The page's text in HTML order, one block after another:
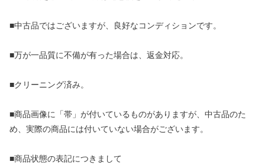
■中古品ではございますが、良好なコンディションです。
■万が一品質に不備が有った場合は、返金対応。
■クリーニング済み。
■商品画像に「帯」が付いているものがありますが、中古品のた
め、実際の商品には付いていない場合がございます。
■商品状態の表記につきまして